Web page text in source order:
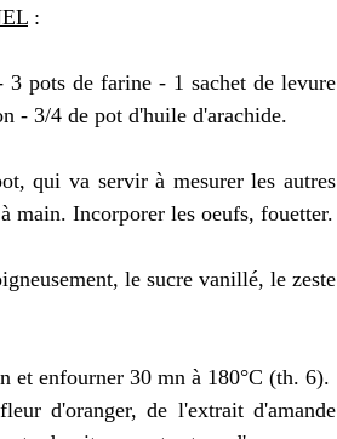
:
pots de farine - 1 sachet de levure
- 3/4 de pot d'huile d'arachide.
qui va servir à mesurer les autres
main. Incorporer les oeufs, fouetter.
le sucre vanillé, le zeste
et enfourner 30 mn à 180°C (th. 6).
d'oranger, de l'extrait d'amande